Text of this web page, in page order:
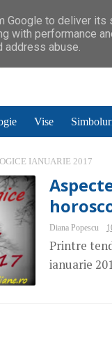
Vise
IANUARIE 2017
Diana Popescu
Printre
ianuarie
to deliver its
with performance
address abuse.